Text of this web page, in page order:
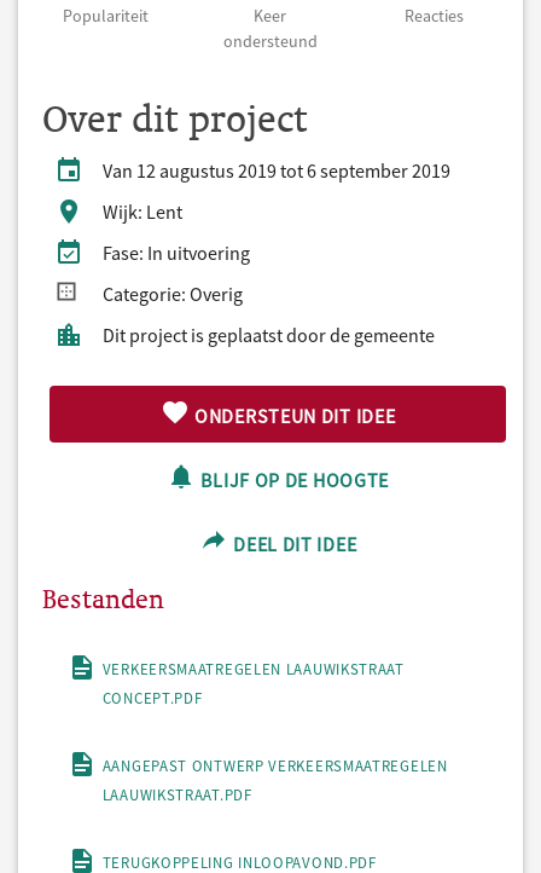
Populariteit
Keer
ondersteund
Reacties
Over dit project
Van 12 augustus 2019 tot 6 september 2019
Wijk: Lent
Fase: In uitvoering
Categorie: Overig
Dit project is geplaatst door de gemeente
ONDERSTEUN DIT IDEE
BLIJF OP DE HOOGTE
DEEL DIT IDEE
Bestanden
VERKEERSMAATREGELEN LAAUWIKSTRAAT
CONCEPT.PDF
AANGEPAST ONTWERP VERKEERSMAATREGELEN
LAAUWIKSTRAAT.PDF
TERUGKOPPELING INLOOPAVOND.PDF